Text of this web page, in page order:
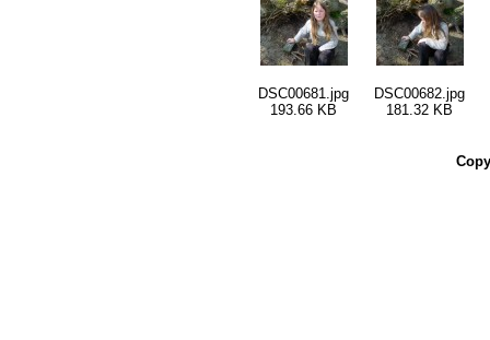
DSC00681.jpg
193.66 KB
DSC00682.jpg
181.32 KB